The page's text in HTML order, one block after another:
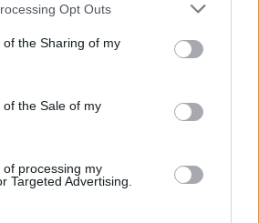
be disclosed by us to third parties
parties.
app uses one or more Google
and store information including but
or usage behaviour. You may click to
to Google and its third-party tags to
Opt Outs
the Sharing of my
the Sale of my
processing my
Targeted Advertising.